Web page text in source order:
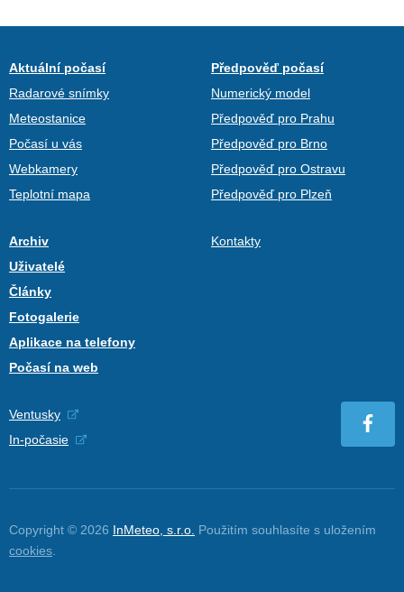
Aktuální počasí
Radarové snímky
Meteostanice
Počasí u vás
Webkamery
Teplotní mapa
Předpověď počasí
Numerický model
Předpověď pro Prahu
Předpověď pro Brno
Předpověď pro Ostravu
Předpověď pro Plzeň
Archiv
Uživatelé
Články
Fotogalerie
Aplikace na telefony
Počasí na web
Kontakty
Ventusky
In-počasie
Copyright © 2026 InMeteo, s.r.o. Použitím souhlasíte s uložením
cookies